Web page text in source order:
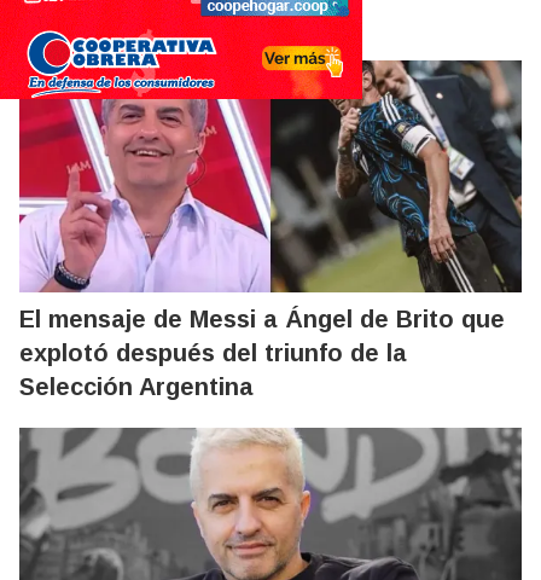
todos
El mensaje de Messi a Ángel de Brito que
explotó después del triunfo de la
Selección Argentina